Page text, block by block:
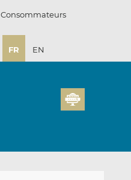
Consommateurs
FR EN